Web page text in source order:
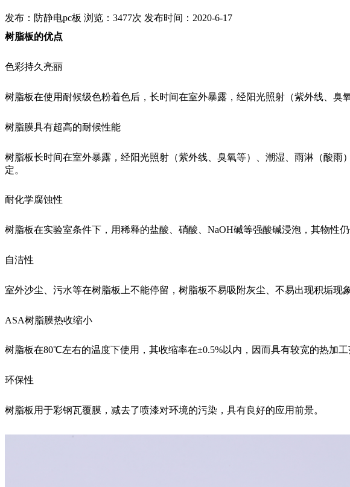
发布：防静电pc板 浏览：3477次 发布时间：2020-6-17
树脂板的优点
色彩持久亮丽
树脂板在使用耐候级色粉着色后，长时间在室外暴露，经阳光照射（紫外线、臭
树脂膜具有超高的耐候性能
树脂板长时间在室外暴露，经阳光照射（紫外线、臭氧等）、潮湿、雨淋（酸
定。
耐化学腐蚀性
树脂板在实验室条件下，用稀释的盐酸、硝酸、NaOH碱等强酸碱浸泡，其物性仍
自洁性
室外沙尘、污水等在树脂板上不能停留，树脂板不易吸附灰尘、不易出现积垢现
ASA树脂膜热收缩小
树脂板在80℃左右的温度下使用，其收缩率在±0.5%以内，因而具有较宽的热加工
环保性
树脂板用于彩钢瓦覆膜，减去了喷漆对环境的污染，具有良好的应用前景。